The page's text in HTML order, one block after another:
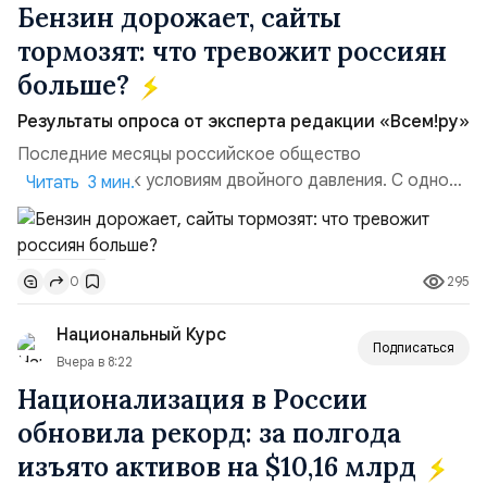
Бензин дорожает, сайты
тормозят: что тревожит россиян
больше?
Результаты опроса от эксперта редакции «Всем!ру»
Последние месяцы российское общество
адаптируется к условиям двойного давления. С одной
стороны, происходит рост цен на товары первой
необходимости, инфляция и локальные сбои в
поставках бензина. А с другой – технологическая
турбулентность: перебои в работе интернета,
блокировки сайтов, необходимость осваивать VPN и
российские платформы.Что из этого бье...
Читать 3 мин.
0 295
Национальный Курс
Вчера в 8:22
Подписаться
Национализация в России
обновила рекорд: за полгода
изъято активов на $10,16 млрд